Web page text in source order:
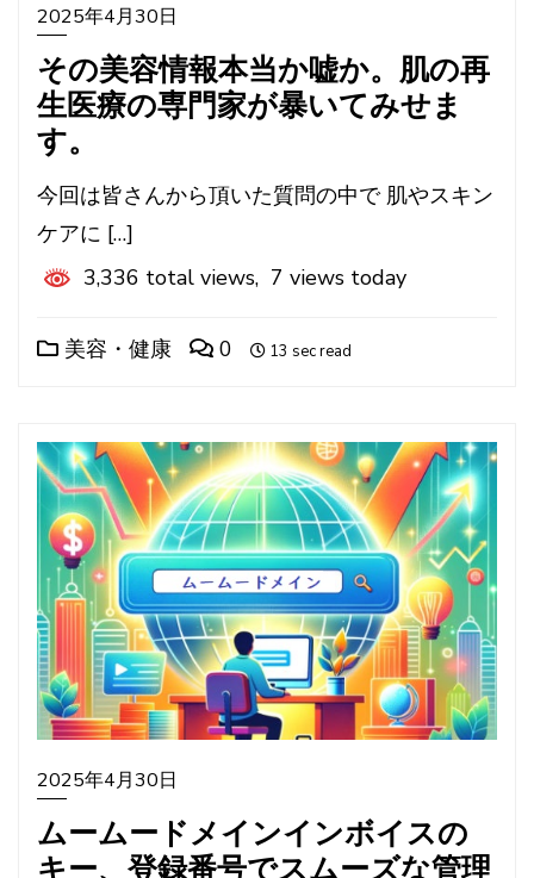
2025年4月30日
その美容情報本当か嘘か。肌の再
生医療の専門家が暴いてみせま
す。
今回は皆さんから頂いた質問の中で 肌やスキン
ケアに […]
3,336 total views, 7 views today
美容・健康 0 13 sec read
2025年4月30日
ムームードメインインボイスの
キー、登録番号でスムーズな管理